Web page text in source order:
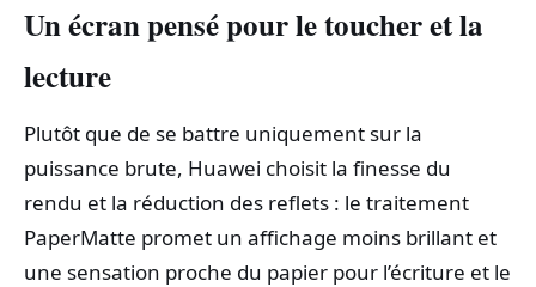
Un écran pensé pour le toucher et la
lecture
Plutôt que de se battre uniquement sur la
puissance brute, Huawei choisit la finesse du
rendu et la réduction des reflets : le traitement
PaperMatte promet un affichage moins brillant et
une sensation proche du papier pour l’écriture et le